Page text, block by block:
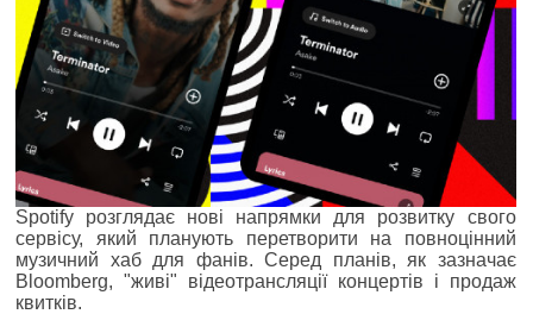
Spotify розглядає нові напрямки для розвитку свого
сервісу, який планують перетворити на повноцінний
музичний хаб для фанів. Серед планів, як зазначає
Bloomberg, "живі" відеотрансляції концертів і продаж
квитків.